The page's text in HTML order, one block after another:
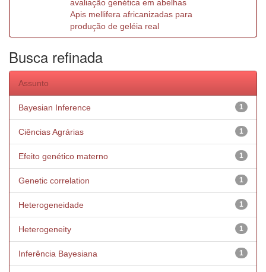
avaliação genética em abelhas
Apis mellifera africanizadas para
produção de geléia real
Busca refinada
Assunto
1
Bayesian Inference
1
Ciências Agrárias
1
Efeito genético materno
1
Genetic correlation
1
Heterogeneidade
1
Heterogeneity
1
Inferência Bayesiana